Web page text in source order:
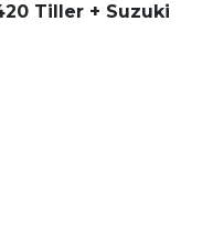
Tiller + Suzuki